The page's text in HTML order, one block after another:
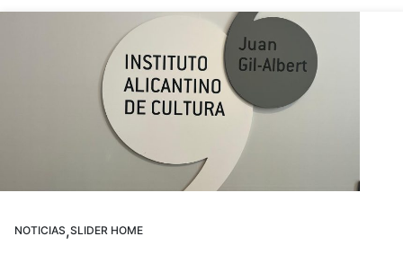
NOTICIAS,SLIDER HOME